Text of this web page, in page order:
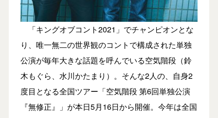
「キングオブコント2021」でチャンピオンとな
り、唯一無二の世界観のコントで構成された単独
公演が毎年大きな話題を呼んでいる空気階段（鈴
木もぐら、水川かたまり）。そんな2人の、自身2
度目となる全国ツアー「空気階段 第6回単独公演
『無修正』」が本日5月16日から開催。今年は全国